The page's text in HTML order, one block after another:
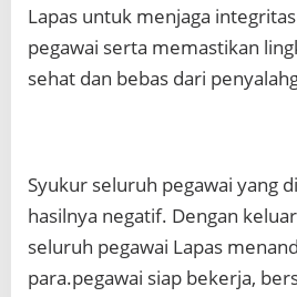
Lapas untuk menjaga
pegawai serta memastikan
sehat dan bebas dari
Syukur seluruh pegawai yang
hasilnya negatif. Dengan
seluruh pegawai Lapas
para.pegawai siap bekerja,